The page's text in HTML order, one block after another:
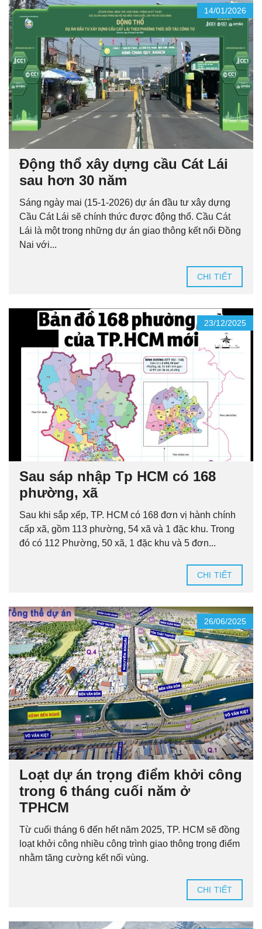
14/01/2026
Động thổ xây dựng cầu Cát Lái
sau hơn 30 năm
Sáng ngày mai (15-1-2026) dự án đầu tư xây dựng
Cầu Cát Lái sẽ chính thức được động thổ. Cầu Cát
Lái là một trong những dự án giao thông kết nối Đồng
Nai với...
CHI TIẾT
23/12/2025
Sau sáp nhập Tp HCM có 168
phường, xã
Sau khi sắp xếp, TP. HCM có 168 đơn vị hành chính
cấp xã, gồm 113 phường, 54 xã và 1 đặc khu. Trong
đó có 112 Phường, 50 xã, 1 đặc khu và 5 đơn...
CHI TIẾT
26/06/2025
Loạt dự án trọng điểm khởi công
trong 6 tháng cuối năm ở
TPHCM
Từ cuối tháng 6 đến hết năm 2025, TP. HCM sẽ đồng
loạt khởi công nhiều công trình giao thông trọng điểm
nhằm tăng cường kết nối vùng.
CHI TIẾT